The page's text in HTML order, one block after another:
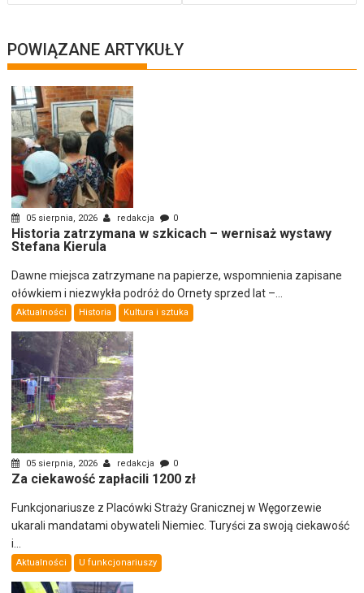
POWIĄZANE ARTYKUŁY
05 sierpnia, 2026 redakcja 0
Historia zatrzymana w szkicach – wernisaż wystawy
Stefana Kierula
Dawne miejsca zatrzymane na papierze, wspomnienia zapisane
ołówkiem i niezwykła podróż do Ornety sprzed lat –...
Aktualności Historia Kultura i sztuka
05 sierpnia, 2026 redakcja 0
Za ciekawość zapłacili 1200 zł
Funkcjonariusze z Placówki Straży Granicznej w Węgorzewie
ukarali mandatami obywateli Niemiec. Turyści za swoją ciekawość
i...
Aktualności U funkcjonariuszy